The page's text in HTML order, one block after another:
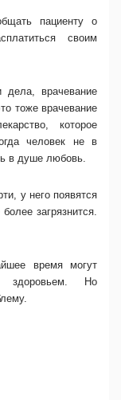
пациенту о
своим
врачевание
тоже врачевание
которое
человек не в
в душе любовь.
у него появятся
загрязнится.
время могут
здоровьем. Но